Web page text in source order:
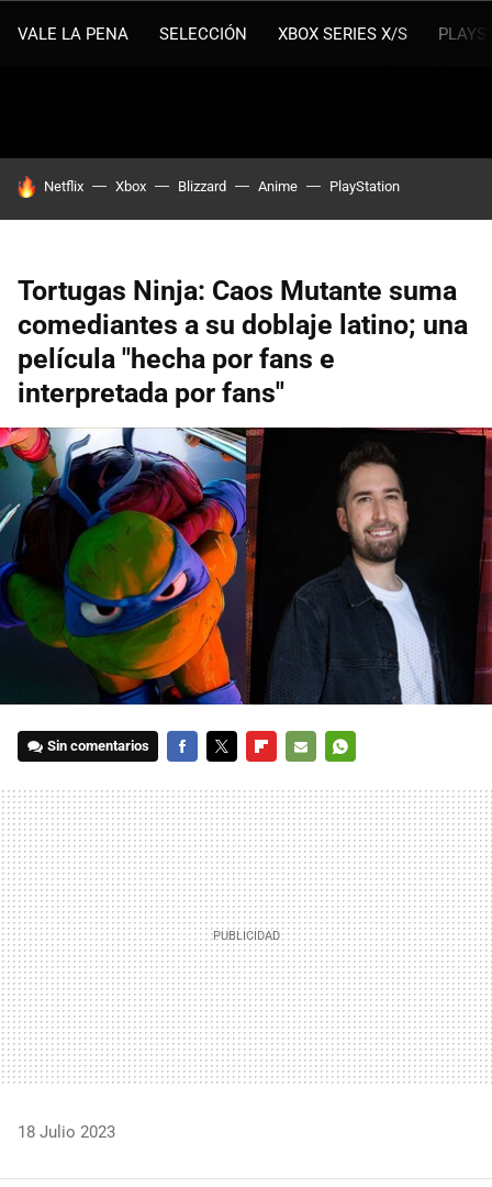
VALE LA PENA SELECCIÓN XBOX SERIES X/S
HOY SE HABLA DE
Netflix Xbox Blizzard Anime PlayStation
Tortugas Ninja: Caos Mutante suma
comediantes a su doblaje latino; una
película "hecha por fans e
interpretada por fans"
Sin comentarios
MAIL
18 Julio 2023